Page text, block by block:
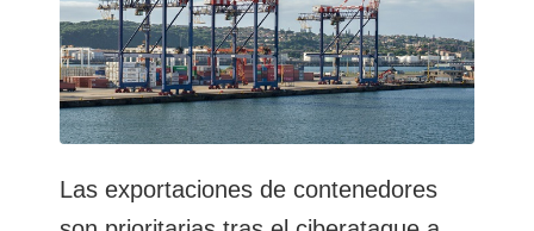
en
Rusia
Las exportaciones de contenedores